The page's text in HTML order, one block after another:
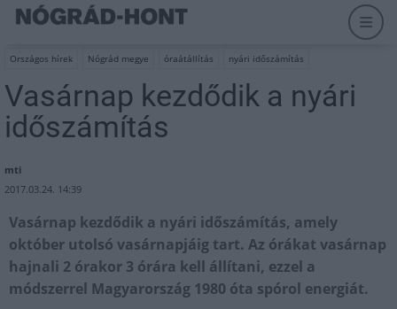
Országos hírek Nógrád megye óraátállítás nyári időszámítás
Vasárnap kezdődik a nyári
időszámítás
mti
2017.03.24. 14:39
Vasárnap kezdődik a nyári időszámítás, amely
október utolsó vasárnapjáig tart. Az órákat vasárnap
hajnali 2 órakor 3 órára kell állítani, ezzel a
módszerrel Magyarország 1980 óta spórol energiát.